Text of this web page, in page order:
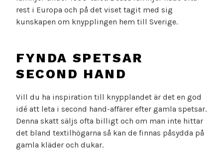
rest i Europa och på det viset tagit med sig
kunskapen om knypplingen hem till Sverige.
FYNDA SPETSAR
SECOND HAND
Vill du ha inspiration till knypplandet är det en god
idé att leta i second hand-affärer efter gamla spetsar.
Denna skatt säljs ofta billigt och om man inte hittar
det bland textilhögarna så kan de finnas påsydda på
gamla kläder och dukar.